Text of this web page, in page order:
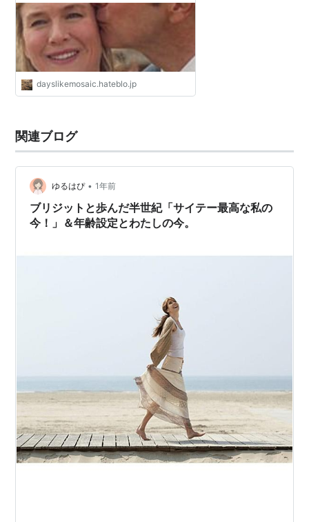
本作で再びスクリーンに帰ってきたブリジットは
43歳に。なぜか未だ独身。彼女が愛した2人の男
はといえば、なんとダニエルは飛行機事故で亡く
なり、マークは別の女性と結婚してしまってい
ーとなったブリジットに再びドラマチックな出会
い（モテ期！）が訪れる。ハンサムでリッチ、性
格もナイスなIT企業の社長、ジャック（パトリッ
ク・デンプシー）だ。いつもの天然っぷりから彼
と急接近する一方で、マークとも再会を果たすブ
リジット。マークは妻と離婚の協議に入っている
をかけ廻る
dayslikemosaic.hateblo.jp
関連ブログ
ゆるはぴ • 1年前
ブリジットと歩んだ半世紀「サイテー最高な私の
今！」＆年齢設定とわたしの今。